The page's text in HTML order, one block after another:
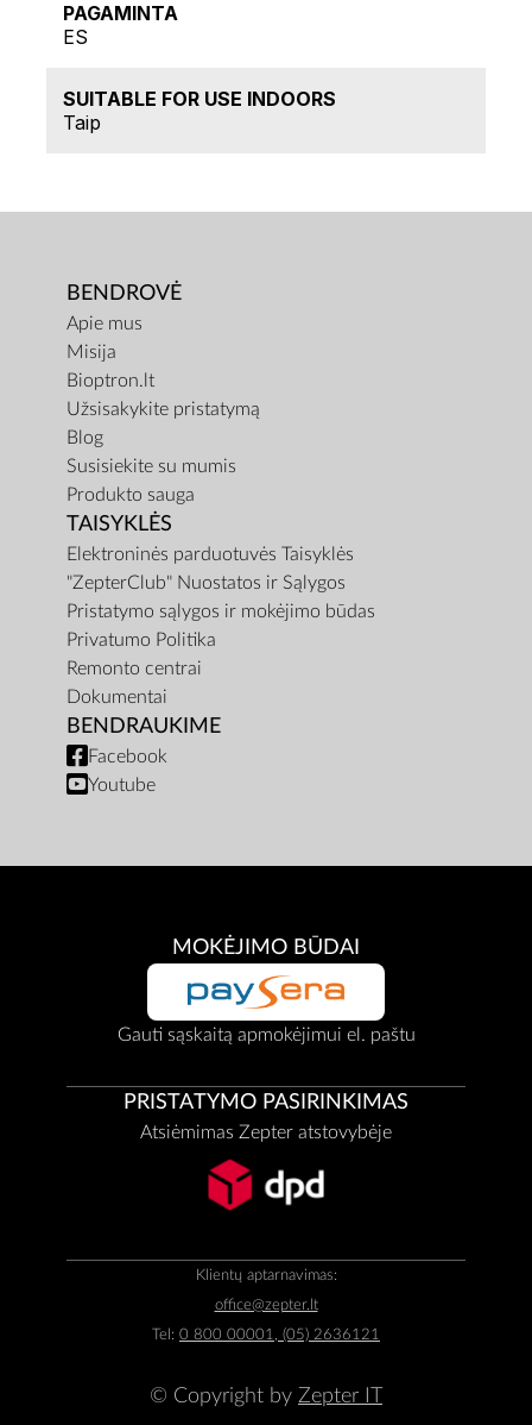
PAGAMINTA
ES
SUITABLE FOR USE INDOORS
Taip
BENDROVĖ
Apie mus
Misija
Bioptron.lt
Užsisakykite pristatymą
Blog
Susisiekite su mumis
Produkto sauga
TAISYKLĖS
Elektroninės parduotuvės Taisyklės
"ZepterClub" Nuostatos ir Sąlygos
Pristatymo sąlygos ir mokėjimo būdas
Privatumo Politika
Remonto centrai
Dokumentai
BENDRAUKIME
Facebook
Youtube
MOKĖJIMO BŪDAI
Gauti sąskaitą apmokėjimui el. paštu
PRISTATYMO PASIRINKIMAS
Atsiėmimas Zepter atstovybėje
Klientų aptarnavimas:
office@zepter.lt
Tel: 0 800 00001, (05) 2636121
© Copyright by Zepter IT